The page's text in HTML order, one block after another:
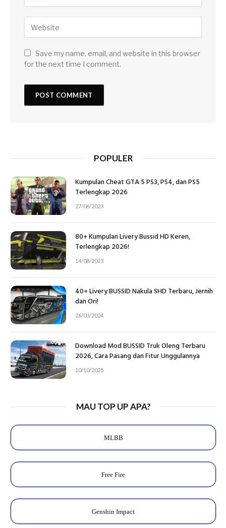
Save my name, email, and website in this browser
for the next time I comment.
POPULER
Kumpulan Cheat GTA 5 PS3, PS4, dan PS5
Terlengkap 2026
27/06/2023
80+ Kumpulan Livery Bussid HD Keren,
Terlengkap 2026!
14/08/2023
40+ Livery BUSSID Nakula SHD Terbaru, Jernih
dan Ori!
26/03/2024
Download Mod BUSSID Truk Oleng Terbaru
2026, Cara Pasang dan Fitur Unggulannya
10/10/2025
MAU TOP UP APA?
MLBB
Free Fire
Genshin Impact